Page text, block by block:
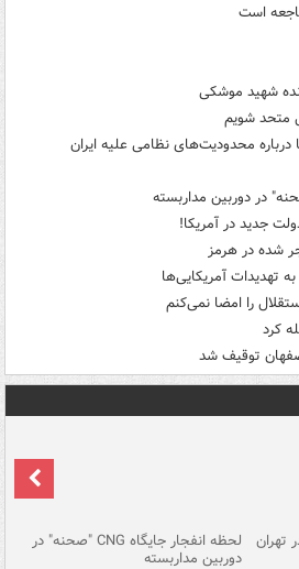
است
شهید موشکی
متحد شویم
درباره محدودیت‌های نظامی علیه ایران
جدید در آمریکا!
شده در هرمز
تهدیدات آمریکایی‌ها
را امضا نمی‌کنم
کرد
تهران لحظه انفجار جایگاه CNG "صحنه" در
دوربین مداربسته